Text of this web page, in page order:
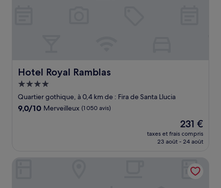
Hotel Royal Ramblas
Hotel Royal Ramblas
Hébergement
4.0 étoiles
Quartier gothique, à 0,4 km de : Fira de Santa Llucia
9.0
9,0/10 Merveilleux (1 050 avis)
Le
nouveau
prix
de
231 €
231 €
taxes et frais compris
23 août - 24 août